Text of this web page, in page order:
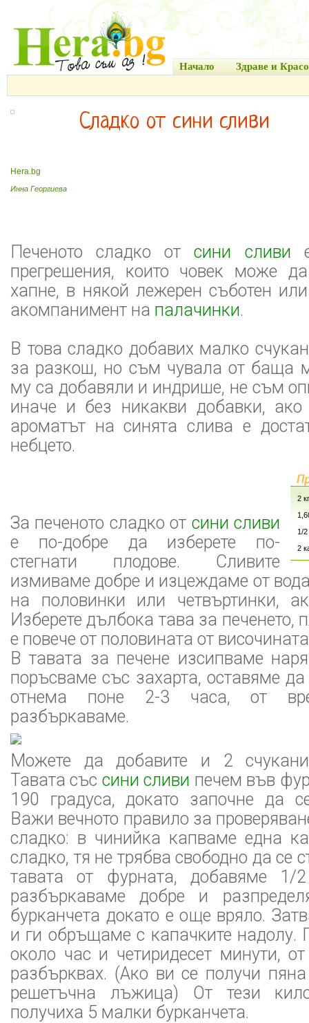
Начало Здраве и
Сладко от сини сливи
Hera.bg
Инна Георгиева
Печеното сладко отсини сливи
прегрешения, които човек може
хапне, в някой лежерен съботен
акомпанимент на палачинки.
В това сладко добавих малко
за разкош, но съм чувала от баща
му са добавяли и индрише, не съм
иначе и без никакви добавки, ако
ароматът на синята слива е
небцето.
2
1/
2
За печеното сладко от сини сливи
е по-добре да изберете по-
стегнати плодове. Сливите
измиваме добре и изцеждаме от
на половинки или четвъртинки,
Изберете дълбока тава за печенето,
е повече от половината от
В тавата за печене изсипваме
поръсваме със захарта, оставяме
отнема поне 2-3 часа, от
разбъркаваме.
Можете да добавите и 2
Тавата със сини сливи печем във
190 градуса, докато започне да
Важи вечното правило за
сладко: в чинийка капваме една
сладко, тя не трябва свободно да се
тавата от фурната, добавяме 1/
разбъркаваме добре и
бурканчета докато е още вряло.
и ги обръщаме с капачките надолу.
около час и четиридесет минути,
разбърквах. (Ако ви се получи
решетъчна лъжица) От тези
получиха 5 малки бурканчета.